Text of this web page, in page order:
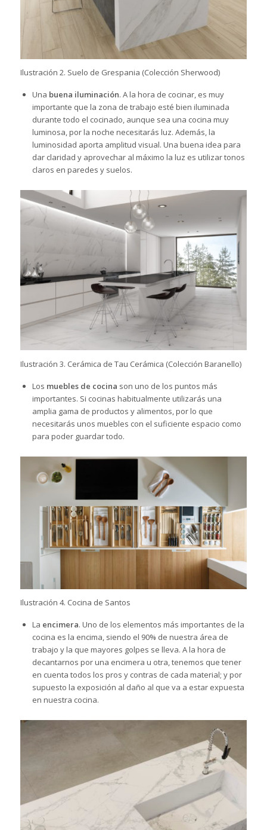
Ilustración 2. Suelo de Grespania (Colección Sherwood)
Una buena iluminación. A la hora de cocinar, es muy
importante que la zona de trabajo esté bien iluminada
durante todo el cocinado, aunque sea una cocina muy
luminosa, por la noche necesitarás luz. Además, la
luminosidad aporta amplitud visual. Una buena idea para
dar claridad y aprovechar al máximo la luz es utilizar tonos
claros en paredes y suelos.
Ilustración 3. Cerámica de Tau Cerámica (Colección Baranello)
Los muebles de cocina son uno de los puntos más
importantes. Si cocinas habitualmente utilizarás una
amplia gama de productos y alimentos, por lo que
necesitarás unos muebles con el suficiente espacio como
para poder guardar todo.
Ilustración 4. Cocina de Santos
La encimera. Uno de los elementos más importantes de la
cocina es la encima, siendo el 90% de nuestra área de
trabajo y la que mayores golpes se lleva. A la hora de
decantarnos por una encimera u otra, tenemos que tener
en cuenta todos los pros y contras de cada material; y por
supuesto la exposición al daño al que va a estar expuesta
en nuestra cocina.